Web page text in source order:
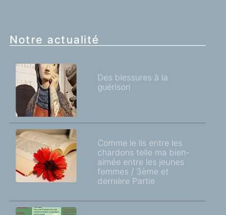
Notre actualité
Des blessures à la
guérison
Comme le lis entre les
chardons telle ma bien-
aimée entre les jeunes
femmes / 3ème et
dernière Partie